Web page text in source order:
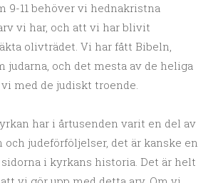
9-11 behöver vi hednakristna
vi har, och att vi har blivit
olivträdet. Vi har fått Bibeln,
judarna, och det mesta av de heliga
med de judiskt troende.
har i årtusenden varit en del av
judeförföljelser, det är kanske en
i kyrkans historia. Det är helt